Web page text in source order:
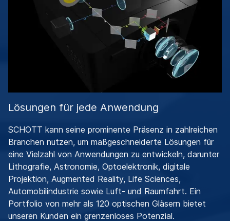
Lösungen für jede Anwendung
SCHOTT kann seine prominente Präsenz in zahlreichen
Branchen nutzen, um maßgeschneiderte Lösungen für
eine Vielzahl von Anwendungen zu entwickeln, darunter
Lithografie, Astronomie, Optoelektronik, digitale
Projektion, Augmented Reality, Life Sciences,
Automobilindustrie sowie Luft- und Raumfahrt. Ein
Portfolio von mehr als 120 optischen Gläsern bietet
unseren Kunden ein grenzenloses Potenzial.